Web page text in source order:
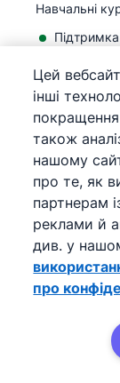
Навчальні
Підтримка
©2026
Pipedrive
Умови
Pipedrive
Мапа сайту
Pipedrive –
Цей
інші
також
нашому
про те, як
партнерам
реклами й
див. у
про